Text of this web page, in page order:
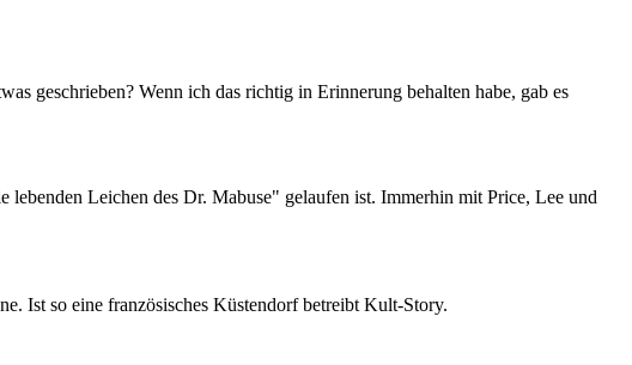
geschrieben? Wenn ich das richtig in Erinnerung behalten habe, gab es
Leichen des Dr. Mabuse" gelaufen ist. Immerhin mit Price, Lee und
Ist so eine französisches Küstendorf betreibt Kult-Story.